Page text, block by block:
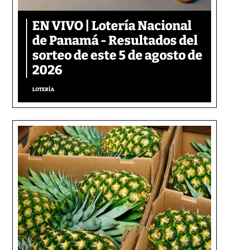
EN VIVO | Lotería Nacional
de Panamá - Resultados del
sorteo de este 5 de agosto de
2026
LOTERÍA